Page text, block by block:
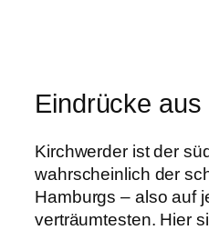
Eindrücke
Kirchwerder ist der
wahrscheinlich der
Hamburgs – also auf
verträumtesten. Hier